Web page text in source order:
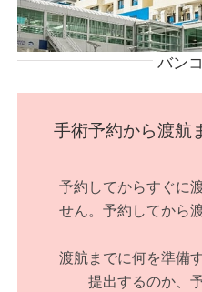
バン
手術予約から渡航
予約してからすぐに
せん。予約してから
渡航までに何を準備
提出するのか、